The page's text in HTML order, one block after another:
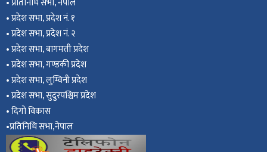
•प्रदेश सभा, प्रदेश नं. १
•प्रदेश सभा, प्रदेश नं. २
•प्रदेश सभा, बागमती प्रदेश
•प्रदेश सभा, गण्डकी प्रदेश
•प्रदेश सभा, लुम्विनी प्रदेश
•प्रदेश सभा, सुदुरपश्चिम प्रदेश
•दिगो विकास
•प्रतिनिधि सभा,नेपाल